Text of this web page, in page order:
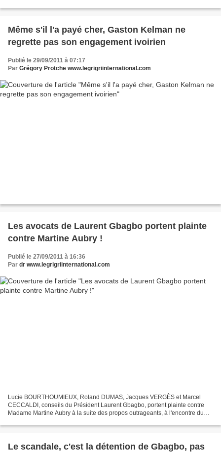
Même s'il l'a payé cher, Gaston Kelman ne
regrette pas son engagement ivoirien
Publié le 29/09/2011 à 07:17
Par Grégory Protche www.legrigriinternational.com
Les avocats de Laurent Gbagbo portent plainte
contre Martine Aubry !
Publié le 27/09/2011 à 16:36
Par dr www.legrigriinternational.com
Lucie BOURTHOUMIEUX, Roland DUMAS, Jacques VERGÈS et Marcel
CECCALDI, conseils du Président Laurent Gbagbo, portent plainte contre
Madame Martine Aubry à la suite des propos outrageants, à l'encontre du
Le scandale, c'est la détention de Gbagbo, pas